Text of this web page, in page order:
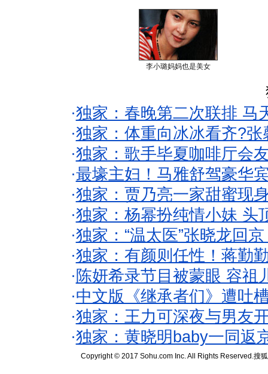
李小璐妈妈也是美女
·独家：春晚第二次联排 马
·独家：体重向冰冰看齐?
·独家：歌手毕夏咖啡厅会
·最壕主妇！马雅舒驾豪华
·独家：贾乃亮一家甜蜜现
·独家：杨幂扮纯情小妹 头
·独家：“温太医”张晓龙回
·独家：有颜则任性！蒋勤
· 陈妍希录节目被蒙眼 容祖
·中文版《继承者们》遭吐
·独家：王力可深夜与男友
·独家：黄晓明baby一同返
Copyright © 2017 Sohu.com Inc. All Rights Reserved.搜